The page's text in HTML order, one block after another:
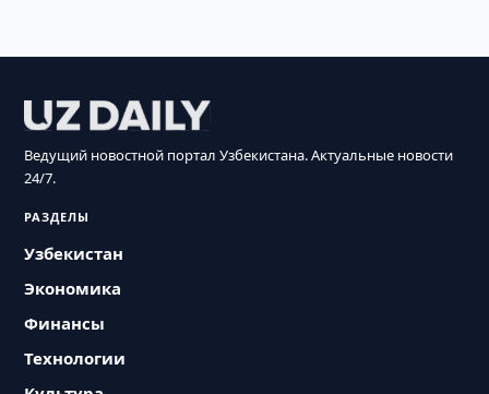
Ведущий новостной портал Узбекистана. Актуальные новости
24/7.
РАЗДЕЛЫ
Узбекистан
Экономика
Финансы
Технологии